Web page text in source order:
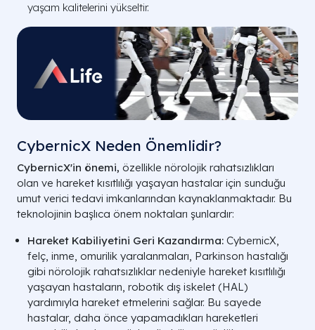
yaşam kalitelerini yükseltir.
CybernicX Neden Önemlidir?
CybernicX'in önemi, özellikle nörolojik rahatsızlıkları
olan ve hareket kısıtlılığı yaşayan hastalar için sunduğu
umut verici tedavi imkanlarından kaynaklanmaktadır. Bu
teknolojinin başlıca önem noktaları şunlardır:
Hareket Kabiliyetini Geri Kazandırma: CybernicX,
felç, inme, omurilik yaralanmaları, Parkinson hastalığı
gibi nörolojik rahatsızlıklar nedeniyle hareket kısıtlılığı
yaşayan hastaların, robotik dış iskelet (HAL)
yardımıyla hareket etmelerini sağlar. Bu sayede
hastalar, daha önce yapamadıkları hareketleri